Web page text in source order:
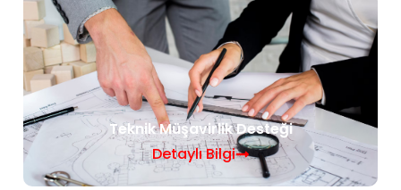
Teknik Müşavirlik Desteği
Detaylı Bilgi